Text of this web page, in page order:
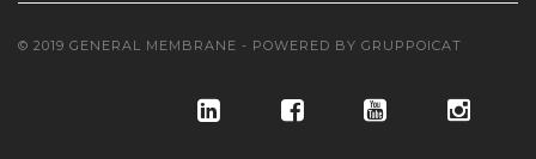
© 2019 GENERAL MEMBRANE - POWERED BY GRUPPOICAT